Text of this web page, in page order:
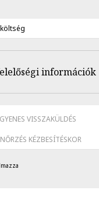
információk
VISSZAKÜLDÉS
KÉZBESÍTÉSKOR